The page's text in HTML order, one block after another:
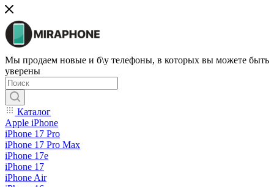
Мы продаем новые и б\у телефоны, в которых вы можете быть
уверены
Каталог
Apple iPhone
iPhone 17 Pro
iPhone 17 Pro Max
iPhone 17e
iPhone 17
iPhone Air